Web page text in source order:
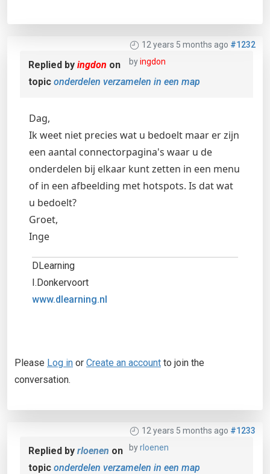
12 years 5 months ago #1232
byingdon
Replied by ingdon on
topic onderdelen verzamelen in een map
Dag,
Ik weet niet precies wat u bedoelt maar er zijn
een aantal connectorpagina's waar u de
onderdelen bij elkaar kunt zetten in een menu
of in een afbeelding met hotspots. Is dat wat
u bedoelt?
Groet,
Inge
DLearning
I.Donkervoort
www.dlearning.nl
Please Log in or Create an account to join the
conversation.
12 years 5 months ago #1233
byrloenen
Replied by rloenen on
topic onderdelen verzamelen in een map